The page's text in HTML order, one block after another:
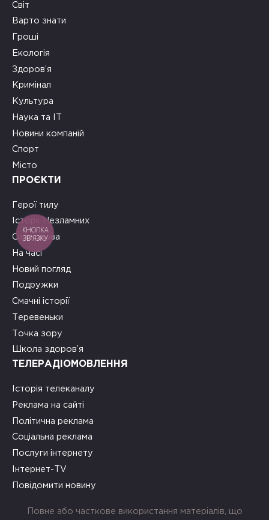
Світ
Варто знати
Гроші
Екологія
Здоров’я
Кримінал
Культура
Наука та ІТ
Новини компаній
Спорт
Місто
ПРОЄКТИ
Герої тилу
Історії Незламних
Сила слова
На часі
Новий погляд
Подружки
Смачні історії
Теревеньки
Точка зору
Школа здоров’я
ТЕЛЕРАДІОМОВЛЕННЯ
Історія телеканалу
Реклама на сайті
Політична реклама
Соціальна реклама
Послуги інтернету
Інтернет-TV
Повідомити новину
Повне або часткове використання матеріалів, що
КНОПКА
ЗВ'ЯЗКУ